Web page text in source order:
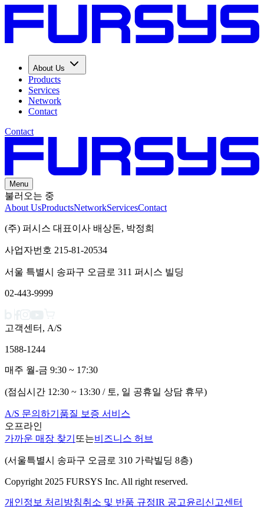
About Us
Products
Services
Network
Contact
Contact
Menu
불러오는 중
About UsProductsNetworkServicesContact
(주) 퍼시스 대표이사 배상돈, 박정희
사업자번호 215-81-20534
서울 특별시 송파구 오금로 311 퍼시스 빌딩
02-443-9999
고객센터, A/S
1588-1244
매주 월-금 9:30 ~ 17:30
(점심시간 12:30 ~ 13:30 / 토, 일 공휴일 상담 휴무)
A/S 문의하기 품질 보증 서비스
오프라인
가까운 매장 찾기 또는비즈니스 허브
(서울특별시 송파구 오금로 310 가락빌딩 8층)
Copyright 2025 FURSYS Inc. All right reserved.
개인정보 처리방침취소 및 반품 규정IR 공고윤리신고센터